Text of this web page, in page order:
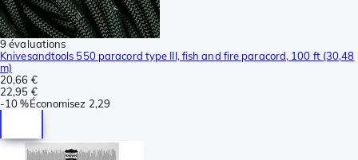
9 évaluations
Knivesandtools 550 paracord type III, fish and fire paracord, 100 ft (30,48
m)
20,66 €
22,95 €
-10 %Économisez 2,29